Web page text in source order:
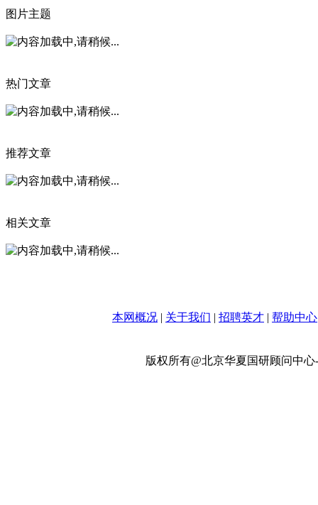
图片主题
热门文章
推荐文章
相关文章
本网概况 | 关于我们 | 招聘英才 | 帮助中心
版权所有@北京华夏国研顾问中心